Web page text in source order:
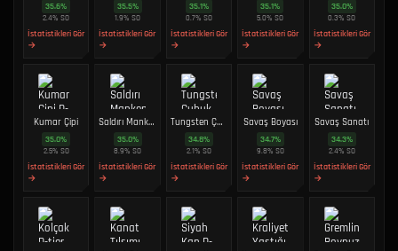
35.6%
2.4%SO
İstatistikleri Gör
→
35.5%
1.9%SO
İstatistikleri Gör
→
35.1%
0.7% SO
İstatistikleri Gör
→
35.1%
5.0%SO
İstatistikleri Gör
→
35.0%
0.3%SO
İstatistikleri Gör
→
Kumar Çipi
35.0%
2.5% SO
İstatistikleri Gör
→
Saldırı Mankeni
35.0%
8.9%SO
İstatistikleri Gör
→
Tungsten Çubuk
34.8%
2.1% SO
İstatistikleri Gör
→
Savaş Boyası
34.7%
9.8% SO
İstatistikleri Gör
→
Savaş Sanatı
34.3%
2.4% SO
İstatistikleri Gör
→